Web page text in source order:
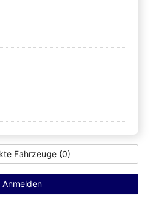
Fahrzeuge (0)
Anmelden